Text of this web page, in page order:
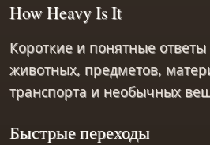
Быстрые переходы
How Heavy Is It
Короткие и понятные
животных, предметов,
транспорта и необычных